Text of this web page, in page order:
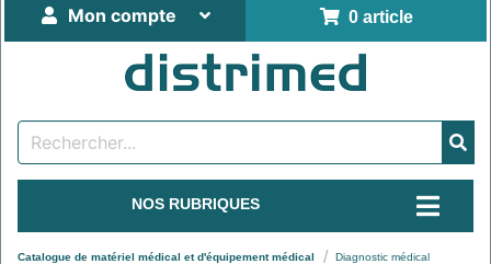
0 article
Mon compte
NOS RUBRIQUES
Catalogue de matériel médical et d'équipement médical Diagnostic médical